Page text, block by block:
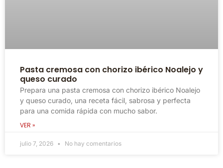
Pasta cremosa con chorizo ibérico Noalejo y
queso curado
Prepara una pasta cremosa con chorizo ibérico Noalejo
y queso curado, una receta fácil, sabrosa y perfecta
para una comida rápida con mucho sabor.
VER »
julio 7, 2026 No hay comentarios